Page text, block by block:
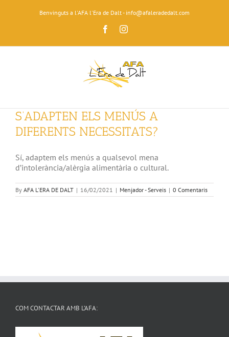
Benvinguts a l'AFA l'Era de Dalt - info@afaleradedalt.com
FacebookInstagram
S’ADAPTEN ELS MENÚS A
DIFERENTS NECESSITATS?
Sí, adaptem els menús a qualsevol mena
d’intolerància/alèrgia alimentària o cultural.
By AFA L'ERA DE DALT | 16/02/2021 | Menjador - Serveis | 0 Comentaris
COM CONTACTAR AMB L’AFA: